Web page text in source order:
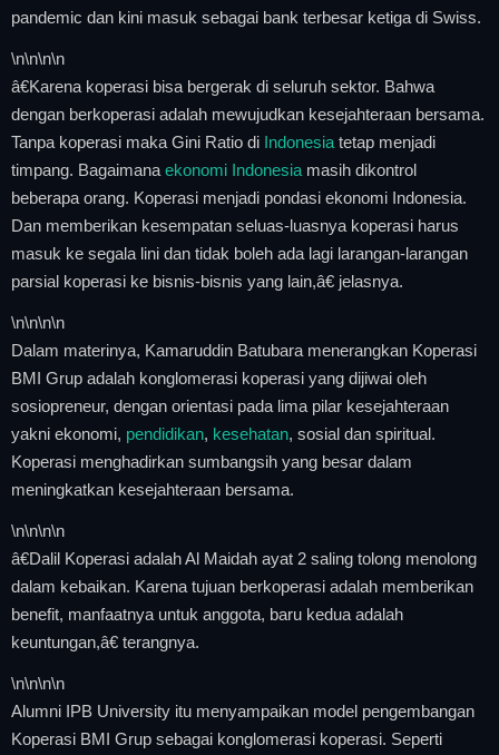
pandemic dan kini masuk sebagai bank terbesar ketiga di Swiss.
\n\n\n\n
â€Karena koperasi bisa bergerak di seluruh sektor. Bahwa
dengan berkoperasi adalah mewujudkan kesejahteraan bersama.
Tanpa koperasi maka Gini Ratio di Indonesia tetap menjadi
timpang. Bagaimana ekonomi Indonesia masih dikontrol
beberapa orang. Koperasi menjadi pondasi ekonomi Indonesia.
Dan memberikan kesempatan seluas-luasnya koperasi harus
masuk ke segala lini dan tidak boleh ada lagi larangan-larangan
parsial koperasi ke bisnis-bisnis yang lain,â€ jelasnya.
\n\n\n\n
Dalam materinya, Kamaruddin Batubara menerangkan Koperasi
BMI Grup adalah konglomerasi koperasi yang dijiwai oleh
sosiopreneur, dengan orientasi pada lima pilar kesejahteraan
yakni ekonomi, pendidikan, kesehatan, sosial dan spiritual.
Koperasi menghadirkan sumbangsih yang besar dalam
meningkatkan kesejahteraan bersama.
\n\n\n\n
â€Dalil Koperasi adalah Al Maidah ayat 2 saling tolong menolong
dalam kebaikan. Karena tujuan berkoperasi adalah memberikan
benefit, manfaatnya untuk anggota, baru kedua adalah
keuntungan,â€ terangnya.
\n\n\n\n
Alumni IPB University itu menyampaikan model pengembangan
Koperasi BMI Grup sebagai konglomerasi koperasi. Seperti